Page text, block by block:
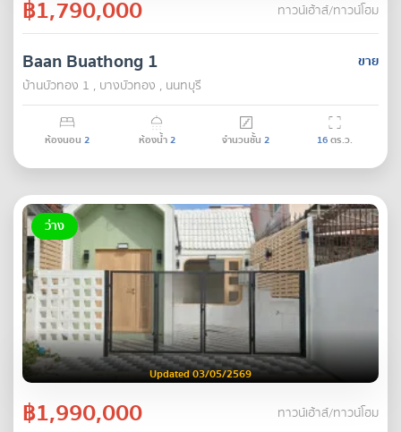
฿1,790,000 ทาวน์เฮ้าส์/ทาวน์โฮม
ขาย
Baan Buathong 1
บ้านบัวทอง 1 , บางบัวทอง , นนทบุรี
ห้องนอน 2 ห้องน้ำ2 จำนวนชั้น 2 16ตร.ว.
ว่าง
Updated 03/05/2569
฿1,990,000 ทาวน์เฮ้าส์/ทาวน์โฮม